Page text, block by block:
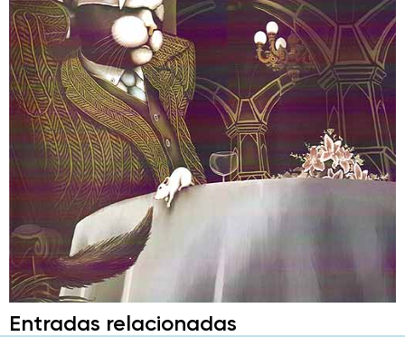
Entradas relacionadas